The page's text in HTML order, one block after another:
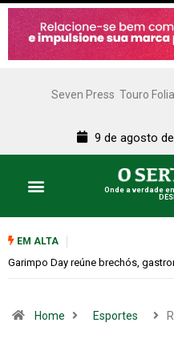
Seven Press Touro
9 de agosto
Onde a verdade
EM ALTA
Bugonia transforma paranoia
Home Esportes